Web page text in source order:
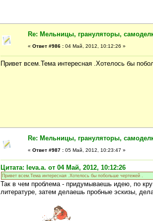
Re: Мельницы, грануляторы,
« Ответ #986 : 04 Май, 2012, 10:12:26 »
Привет всем.Тема интересная .Хотелось бы
Re: Мельницы, грануляторы,
« Ответ #987 : 05 Май, 2012, 10:23:47 »
Цитата: leva.a. от 04 Май, 2012, 10:12:26
Привет всем.Тема интересная .Хотелось бы побольше чертежей .
Так в чем проблема - придумываешь идею, по
литературе, затем делаешь пробные эскизы,